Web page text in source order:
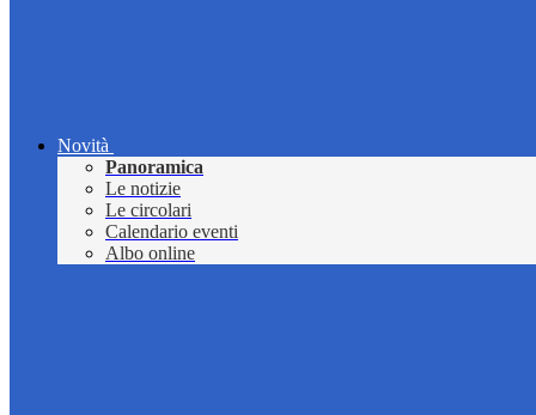
Novità
Panoramica
Le notizie
Le circolari
Calendario eventi
Albo online